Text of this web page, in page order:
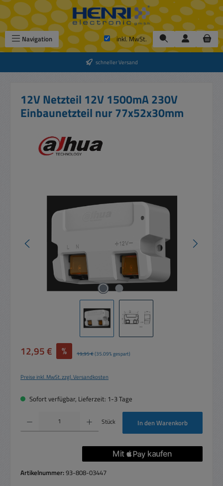
Zum Hauptinhalt springen
Navigation inkl. MwSt.
schneller Versand
12V Netzteil 12V 1500mA 230V
Einbaunetzteil nur 77x52x30mm
Verkaufspreis:
12,95 € % Regulärer Preis:
19,95 €(35.09% gespart)
Preise inkl. MwSt. zzgl. Versandkosten
Sofort verfügbar, Lieferzeit: 1-3 Tage
Produkt Anzahl: Gib den gewünschten Wert ein oder benutze die Schaltflächen um
Stück In den Warenkorb
Artikelnummer:93-808-03447